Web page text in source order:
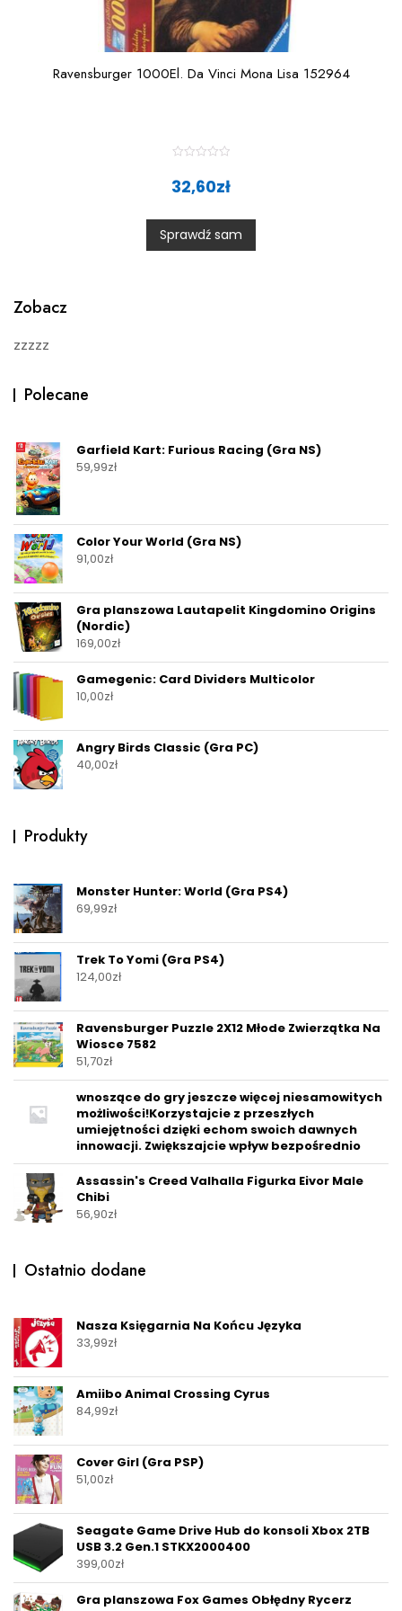
Ravensburger 1000El. Da Vinci Mona Lisa 152964
a
t
0
o
u
t
32,60zł
Sprawdź sam
Zobacz
zzzzz
Polecane
Garfield Kart: Furious Racing (Gra NS)
59,99zł
Color Your World (Gra NS)
91,00zł
Gra planszowa Lautapelit Kingdomino Origins
(Nordic)
169,00zł
Gamegenic: Card Dividers Multicolor
10,00zł
Angry Birds Classic (Gra PC)
40,00zł
Produkty
Monster Hunter: World (Gra PS4)
69,99zł
Trek To Yomi (Gra PS4)
124,00zł
Ravensburger Puzzle 2X12 Młode Zwierzątka Na
Wiosce 7582
51,70zł
wnoszące do gry jeszcze więcej niesamowitych
możliwości!Korzystajcie z przeszłych
umiejętności dzięki echom swoich dawnych
innowacji. Zwiększajcie wpływ bezpośrednio
Assassin's Creed Valhalla Figurka Eivor Male
Chibi
56,90zł
Ostatnio dodane
Nasza Księgarnia Na Końcu Języka
33,99zł
Amiibo Animal Crossing Cyrus
84,99zł
Cover Girl (Gra PSP)
51,00zł
Seagate Game Drive Hub do konsoli Xbox 2TB
USB 3.2 Gen.1 STKX2000400
399,00zł
Gra planszowa Fox Games Obłędny Rycerz